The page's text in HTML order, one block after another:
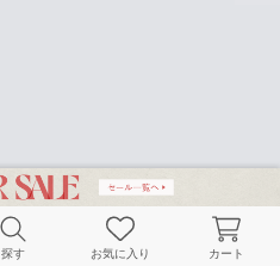
探す お気に入り カート